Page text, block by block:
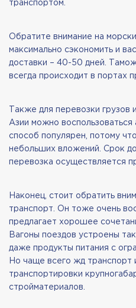
транспортом.
Обратите внимание на
максимально сэкономить и
доставки – 40-50 дней.
всегда происходит в портах
Также для перевозки грузов
Азии можно воспользоваться
способ популярен, потому
небольших вложений. Срок
перевозка осуществляется
Наконец, стоит обратить
транспорт. Он тоже очень
предлагает хорошее
Вагоны поездов устроены
даже продукты питания с
Но чаще всего жд транспорт
транспортировки
стройматериалов.